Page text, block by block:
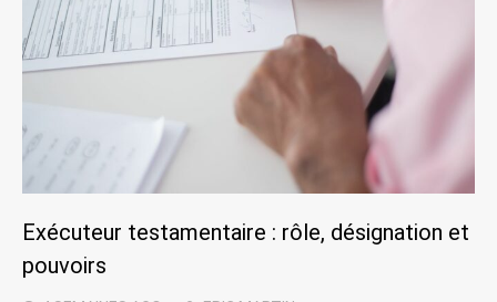
Exécuteur testamentaire : rôle, désignation et
pouvoirs